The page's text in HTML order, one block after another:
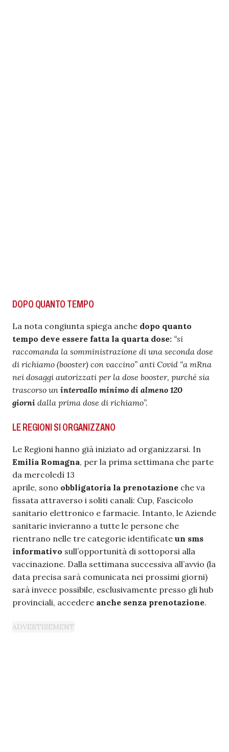
DOPO QUANTO TEMPO
La nota congiunta spiega anche dopo quanto
tempo deve essere fatta la quarta dose: “si
raccomanda la somministrazione di una seconda dose
di richiamo (booster) con vaccino” anti Covid “a mRna
nei dosaggi autorizzati per la dose booster, purché sia
trascorso un intervallo minimo di almeno 120
giorni dalla prima dose di richiamo”.
LE REGIONI SI ORGANIZZANO
Le Regioni hanno già iniziato ad organizzarsi. In
Emilia Romagna, per la prima settimana che parte
da mercoledì 13
aprile, sono obbligatoria la prenotazione che va
fissata attraverso i soliti canali: Cup, Fascicolo
sanitario elettronico e farmacie. Intanto, le Aziende
sanitarie invieranno a tutte le persone che
rientrano nelle tre categorie identificate un sms
informativo sull’opportunità di sottoporsi alla
vaccinazione. Dalla settimana successiva all’avvio (la
data precisa sarà comunicata nei prossimi giorni)
sarà invece possibile, esclusivamente presso gli hub
provinciali, accedere anche senza prenotazione.